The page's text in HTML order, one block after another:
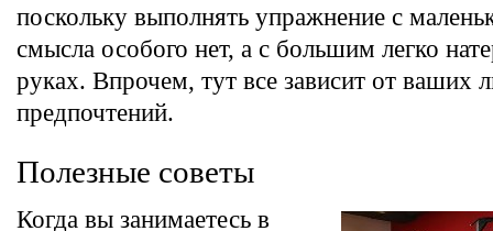
поскольку выполнять упражнение с
смысла особого нет, а с большим легко
руках. Впрочем, тут все зависит от ваших
предпочтений.
Полезные советы
Когда вы занимаетесь в